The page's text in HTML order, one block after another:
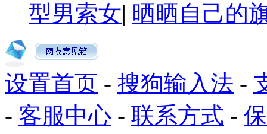
型男索女| 晒晒自己的
设置首页 - 搜狗输入法 -
- 客服中心 - 联系方式 -